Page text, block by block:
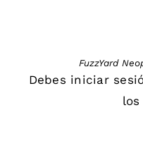
FuzzYard
Debes iniciar